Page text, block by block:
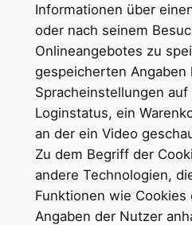
Informationen über
oder nach seinem
Onlineangebotes zu
gespeicherten Angaben
Spracheinstellungen
Loginstatus, ein
an der ein Video
Zu dem Begriff der
andere Technologien,
Funktionen wie
Angaben der Nutzer